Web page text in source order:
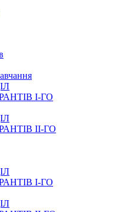
І-ГО
ІІ-ГО
І-ГО